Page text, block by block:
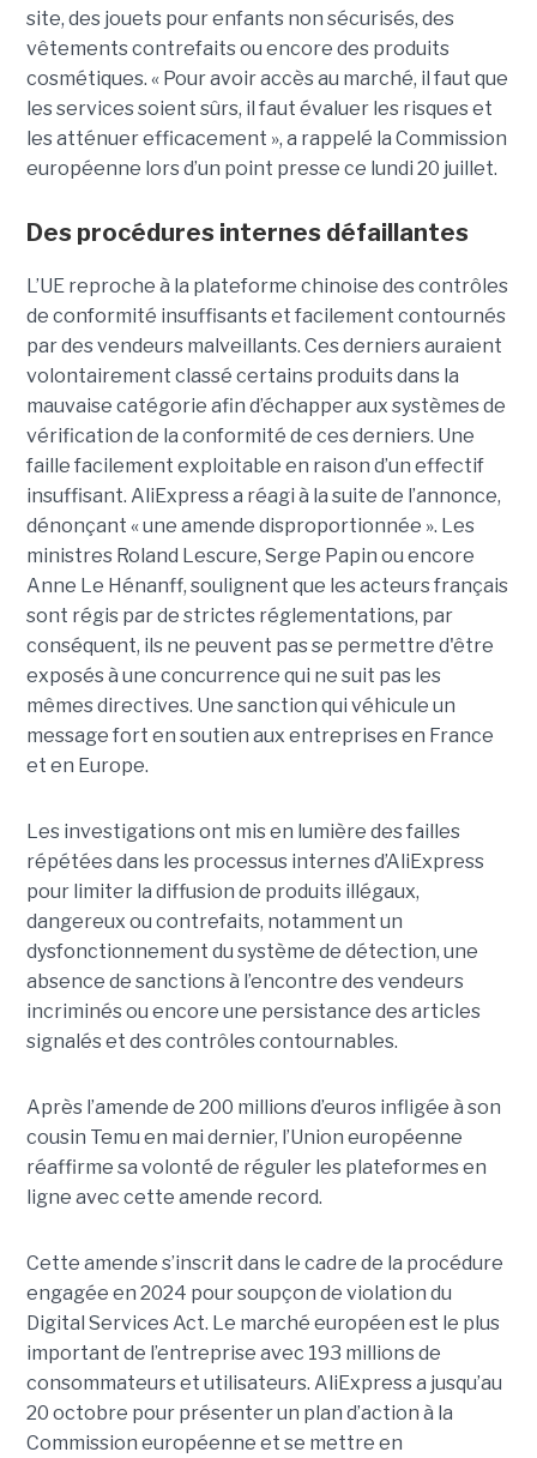
site, des jouets pour enfants non sécurisés, des
vêtements contrefaits ou encore des produits
cosmétiques. « Pour avoir accès au marché, il faut que
les services soient sûrs, il faut évaluer les risques et
les atténuer efficacement », a rappelé la Commission
européenne lors d’un point presse ce lundi 20 juillet.
Des procédures internes défaillantes
L’UE reproche à la plateforme chinoise des contrôles
de conformité insuffisants et facilement contournés
par des vendeurs malveillants. Ces derniers auraient
volontairement classé certains produits dans la
mauvaise catégorie afin d’échapper aux systèmes de
vérification de la conformité de ces derniers. Une
faille facilement exploitable en raison d’un effectif
insuffisant. AliExpress a réagi à la suite de l’annonce,
dénonçant « une amende disproportionnée ». Les
ministres Roland Lescure, Serge Papin ou encore
Anne Le Hénanff, soulignent que les acteurs français
sont régis par de strictes réglementations, par
conséquent, ils ne peuvent pas se permettre d'être
exposés à une concurrence qui ne suit pas les
mêmes directives. Une sanction qui véhicule un
message fort en soutien aux entreprises en France
et en Europe.
Les investigations ont mis en lumière des failles
répétées dans les processus internes d’AliExpress
pour limiter la diffusion de produits illégaux,
dangereux ou contrefaits, notamment un
dysfonctionnement du système de détection, une
absence de sanctions à l’encontre des vendeurs
incriminés ou encore une persistance des articles
signalés et des contrôles contournables.
Après l’amende de 200 millions d’euros infligée à son
cousin Temu en mai dernier, l’Union européenne
réaffirme sa volonté de réguler les plateformes en
ligne avec cette amende record.
Cette amende s’inscrit dans le cadre de la procédure
engagée en 2024 pour soupçon de violation du
Digital Services Act. Le marché européen est le plus
important de l’entreprise avec 193 millions de
consommateurs et utilisateurs. AliExpress a jusqu’au
20 octobre pour présenter un plan d’action à la
Commission européenne et se mettre en